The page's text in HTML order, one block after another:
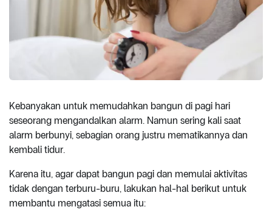
Kebanyakan untuk memudahkan bangun di pagi hari
seseorang mengandalkan alarm. Namun sering kali saat
alarm berbunyi, sebagian orang justru mematikannya dan
kembali tidur.
Karena itu, agar dapat bangun pagi dan memulai aktivitas
tidak dengan terburu-buru, lakukan hal-hal berikut untuk
membantu mengatasi semua itu: